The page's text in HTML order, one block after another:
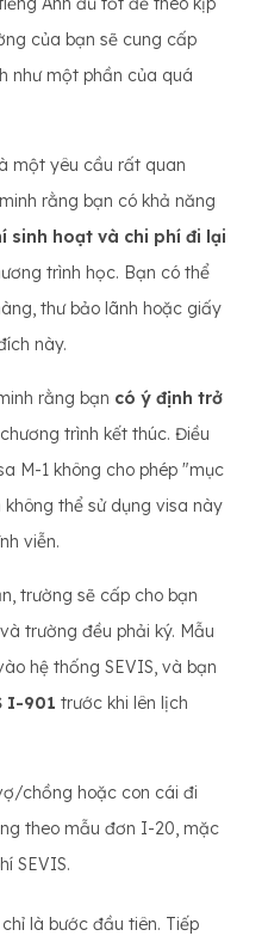
của bạn sẽ cung cấp
như một phần của quá
một yêu cầu rất quan
rằng bạn có khả năng
sinh hoạt và chi phí đi lại
trình học. Bạn có thể
thư bảo lãnh hoặc giấy
này.
rằng bạn có ý định trở
trình kết thúc. Điều
M-1 không cho phép "mục
thể sử dụng visa này
viễn.
trường sẽ cấp cho bạn
trường đều phải ký. Mẫu
hệ thống SEVIS, và bạn
I-901 trước khi lên lịch
chồng hoặc con cái đi
theo mẫu đơn I-20, mặc
SEVIS.
là bước đầu tiên. Tiếp